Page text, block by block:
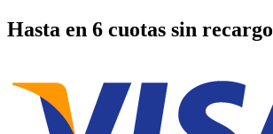
Hasta en 6 cuotas sin recargo